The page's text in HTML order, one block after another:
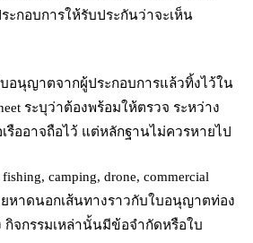
กอบการให้รับประกันว่าจะเห็น
อนุญาตจากผู้ประกอบการแล้วทิ้งไว้ใน
ระบุว่าต้องพร้อมให้ตรวจ ระหว่าง
รืออาจถือไว้ แต่หลักฐานไม่ควรหายไป
camping, drone, commercial
ยหาดนอกเส้นทางราวกับใบอนุญาตท่อง
กิจกรรมเหล่านั้นมีข้อจำกัดหรือใบ